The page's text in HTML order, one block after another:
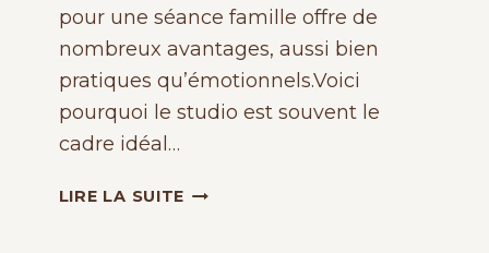
pour une séance famille offre de
nombreux avantages, aussi bien
pratiques qu’émotionnels.Voici
pourquoi le studio est souvent le
cadre idéal…
LIRE LA SUITE POURQUOI